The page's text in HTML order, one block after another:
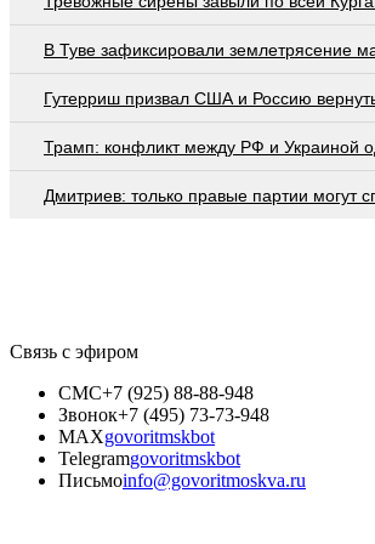
В Туве зафиксировали землетрясение
Гутерриш призвал США и Россию
Трамп: конфликт между РФ и Украиной
Дмитриев: только правые партии могут
Связь с эфиром
СМС+7 (925) 88-88-948
Звонок+7 (495) 73-73-948
MAXgovoritmskbot
Telegramgovoritmskbot
Письмоinfo@govoritmoskva.ru